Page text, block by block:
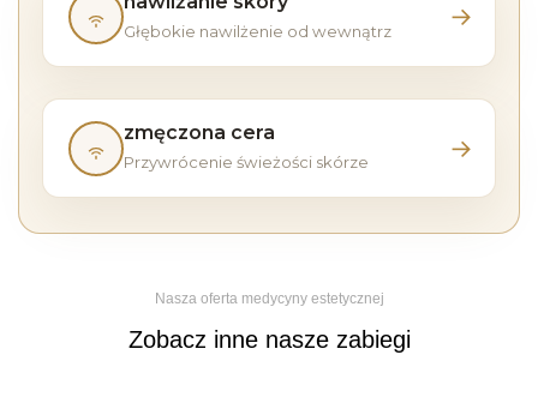
skóry
mezoterapią
Głębokie nawilżenie od wewnątrz →
Przejdź
do
strony:
nawilżanie
skóry
zmęczona cera
Przywrócenie świeżości skórze →
Przejdź
do
strony:
Nasza oferta medycyny estetycznej
Zobacz inne nasze zabiegi